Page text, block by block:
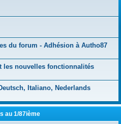
du forum - Adhésion à Autho87
les nouvelles fonctionnalités
Italiano, Nederlands
au 1/87ième